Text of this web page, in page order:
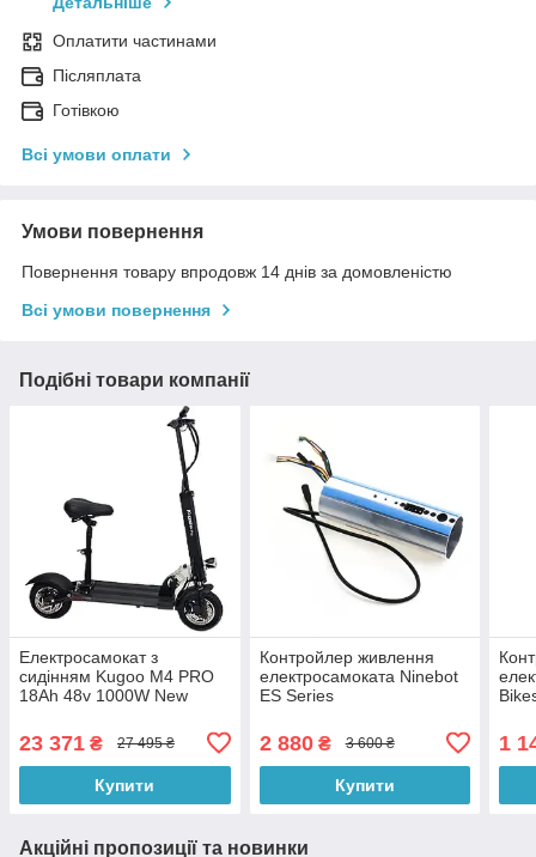
Оплатити частинами
Післяплата
Готівкою
Всі умови оплати
Умови повернення
Повернення товару впродовж 14 днів за домовленістю
Всі умови повернення
Подібні товари компанії
Електросамокат з
сидінням Kugoo M4 PRO
18Ah 48v 1000W New
23 371 ₴ 27 495 ₴
Купити
Контройлер живлення
електросамоката Ninebot
ES Series
2 880₴ 3 600 ₴
Купити
1
Акційні пропозиції та новинки